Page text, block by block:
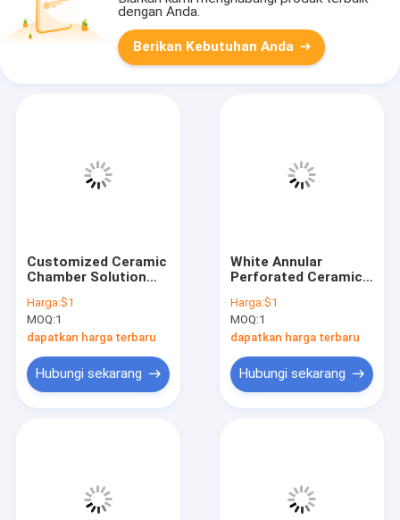
dengan Anda.
Berikan Kebutuhan Anda
Customized Ceramic
Chamber Solution
Harga:$1
MOQ:1
dapatkan harga terbaru
Hubungi sekarang
White Annular
Perforated Ceramic
for Industrial
Harga:$1
MOQ:1
dapatkan harga terbaru
Hubungi sekarang